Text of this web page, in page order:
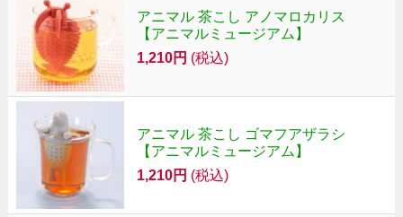
アニマル 茶こし アノマロカリス
【アニマルミュージアム】
1,210円 (税込)
アニマル 茶こし ゴマフアザラシ
【アニマルミュージアム】
1,210円 (税込)